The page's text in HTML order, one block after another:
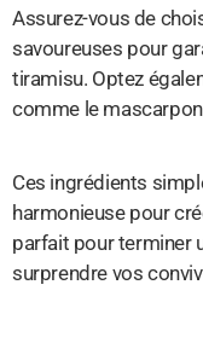
Assurez-vous de
savoureuses pour
tiramisu. Optez
comme le
Ces ingrédients
harmonieuse pour
parfait pour terminer
surprendre vos